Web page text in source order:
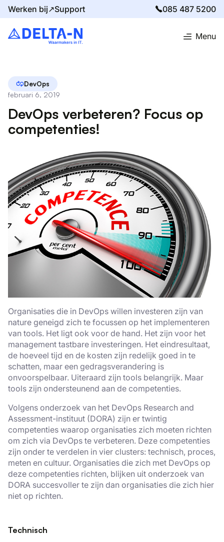
Werken bij↗Support 085 487 5200
Menu
Home Blog DevOps verbeteren? Focus op competenties!
DevOps
februari 6, 2019
DevOps verbeteren? Focus op
competenties!
Organisaties die in DevOps willen investeren zijn van
nature geneigd zich te focussen op het implementeren
van tools. Het ligt ook voor de hand. Het zijn voor het
management tastbare investeringen. Het eindresultaat,
de hoeveel tijd en de kosten zijn redelijk goed in te
schatten, maar een gedragsverandering is
onvoorspelbaar. Uiteraard zijn tools belangrijk. Maar
tools zijn ondersteunend aan de competenties.
Volgens onderzoek van het DevOps Research and
Assessment-instituut (DORA) zijn er twintig
competenties waarop organisaties zich moeten richten
om zich via DevOps te verbeteren. Deze competenties
zijn onder te verdelen in vier clusters: technisch, proces,
meten en cultuur. Organisaties die zich met DevOps op
deze competenties richten, blijken uit onderzoek van
DORA succesvoller te zijn dan organisaties die zich hier
niet op richten.
Technisch